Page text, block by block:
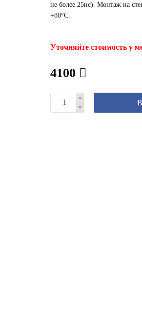
не более 25нс). Монтаж на
+80°С.
Уточняйте стоимость у
4100